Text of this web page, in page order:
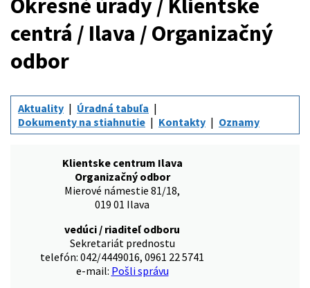
Okresné úrady / Klientske
centrá / Ilava / Organizačný
odbor
Aktuality
Úradná tabuľa
Dokumenty na stiahnutie
Kontakty Oznamy
Klientske centrum Ilava
Organizačný odbor
Mierové námestie 81/18,
019 01 Ilava
vedúci / riaditeľ odboru
Sekretariát prednostu
telefón: 042/4449016, 0961 22 5741
e-mail: Pošli správu